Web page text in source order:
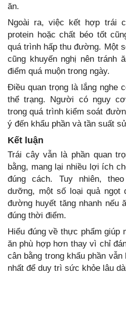
ăn.
Ngoài ra, việc kết hợp trái
protein hoặc chất béo tốt
quá trình hấp thu đường. Một
cũng khuyến nghị nên tránh
điểm quá muộn trong ngày.
Điều quan trọng là lắng nghe
thể trạng. Người có nguy
trong quá trình kiểm soát
ý đến khẩu phần và tần suất
Kết luận
Trái cây vẫn là phần quan
bằng, mang lại nhiều lợi ích
đúng cách. Tuy nhiên,
dưỡng, một số loại quả ngọt
đường huyết tăng nhanh nếu
đúng thời điểm.
Hiểu đúng về thực phẩm giúp
ăn phù hợp hơn thay vì chỉ
cân bằng trong khẩu phần
nhất để duy trì sức khỏe lâu